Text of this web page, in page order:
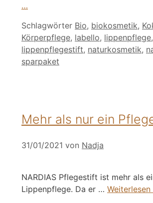
…
Schlagwörter Bio, biokosmetik,
Körperpflege, labello, lippenpflege,
lippenpflegestift, naturkosmetik,
sparpaket
Mehr als nur ein
31/01/2021 von Nadja
NARDIAS Pflegestift ist mehr als
Lippenpflege. Da er …